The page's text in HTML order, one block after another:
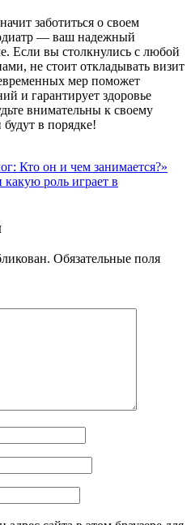
заботиться о своем
— ваш надежный
Если вы столкнулись с любой
не стоит откладывать визит
мер поможет
и гарантирует здоровье
внимательны к своему
в порядке!
Кто он и чем занимается?»
какую роль играет в
Обязательные поля